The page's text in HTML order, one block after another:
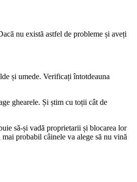
nu există astfel de probleme și aveți
și umede. Verificați întotdeauna
ghearele. Și știm cu toții cât de
să-și vadă proprietarii și blocarea lor
probabil câinele va alege să nu vină